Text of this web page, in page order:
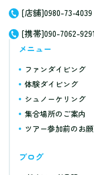
[店舗]0980-73-4039
[携帯]090-7062-9291
メニュー
ファンダイビング
体験ダイビング
シュノーケリング
集合場所のご案内
ツアー参加前のお
ブログ